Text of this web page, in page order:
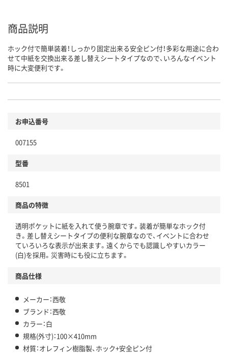
商品説明
ホック付で簡単装着！しっかり固定出来る安全ピン付！多彩な用途に合わ
せて中紙を交換出来る差し替えシートタイプなので、いろんなイベント
時に大変便利です。
お申込番号
007155
型番
8501
商品の特徴
透明ポケットに紙を入れて使う腕章です。装着が簡単なホック付
き。差し替えシートタイプの便利な腕章なので、イベントに合わせ
ていろいろな表示が出来ます。遠くからでも認識しやすいカラー
(白)を採用。災害時にも役に立ちます。
商品仕様
メーカー：西敬
ブランド：西敬
カラー：白
規格(外寸)：100×410mm
材質：オレフィン樹脂製、ホック+安全ピン付